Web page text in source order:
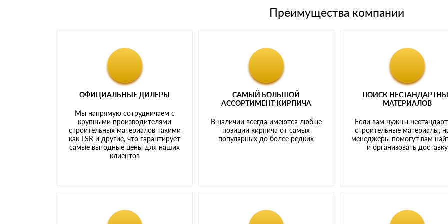
Преимущества компании
ОФИЦИАЛЬНЫЕ ДИЛЕРЫ
Мы напрямую сотрудничаем с
крупными производителями
строительных материалов такими
как LSR и другие, что гарантирует
самые выгодные цены для наших
клиентов
САМЫЙ БОЛЬШОЙ
АССОРТИМЕНТ КИРПИЧА
В наличии всегда имеются любые
позиции кирпича от самых
популярных до более редких
ПОИСК
МАТЕРИАЛОВ
Если вам нужны
строительные материалы,
менеджеры помогут вам
и организовать доставку